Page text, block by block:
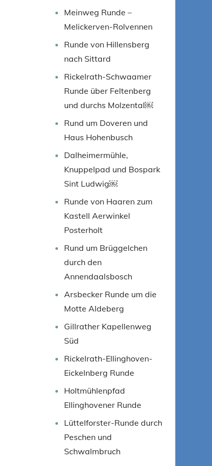
Meinweg Runde –
Melickerven-Rolvennen
Runde von Hillensberg
nach Sittard
Rickelrath-Schwaamer
Runde über Feltenberg
und durchs Molzental￼
Rund um Doveren und
Haus Hohenbusch
Dalheimermühle,
Knuppelpad und Bospark
Sint Ludwig￼
Runde von Haaren zum
Kastell Aerwinkel
Posterholt
Rund um Brüggelchen
durch den
Annendaalsbosch
Arsbecker Runde um die
Motte Aldeberg
Gillrather Kapellenweg
Süd
Rickelrath-Ellinghoven-
Eickelnberg Runde
Holtmühlenpfad
Ellinghovener Runde
Lüttelforster-Runde durch
Peschen und
Schwalmbruch